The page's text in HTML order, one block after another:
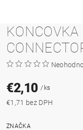
€2,10/ ks
€1,71 bez DPH
ZNAČKA